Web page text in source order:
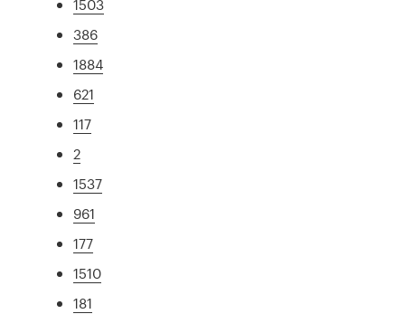
1503
386
1884
621
117
2
1537
961
177
1510
181